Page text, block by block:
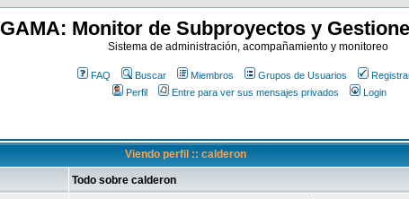
GAMA: Monitor de Subproyectos y
Sistema de administración, acompañamiento y monitoreo
FAQ Buscar Miembros Grupos de Usuarios
Perfil
Entre para ver sus mensajes privados Login
Viendo perfil :: calderon
Todo sobre calderon